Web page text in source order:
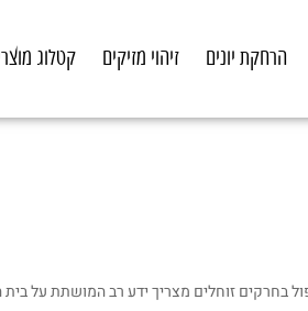
הרחקת יונים זיהוי מזיקים קטלוג
בחרקים זוחלים מצריך ידע רב המושתת על